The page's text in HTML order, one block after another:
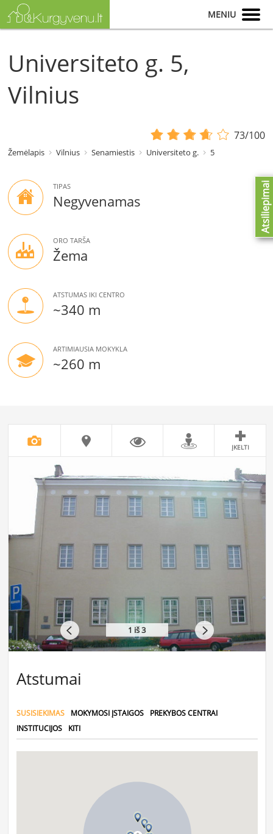
MENIU
Universiteto g. 5,
Vilnius
73/100
Žemėlapis Vilnius Senamiestis Universiteto g. 5
TIPAS
Negyvenamas
ORO TARŠA
Žema
ATSTUMAS IKI CENTRO
~340 m
ARTIMIAUSIA MOKYKLA
~260 m
ĮKELTI
1 iš 3
Atstumai
SUSISIEKIMAS MOKYMOSI ĮSTAIGOS
PREKYBOS CENTRAI
INSTITUCIJOS
KITI
Atsiliepimai